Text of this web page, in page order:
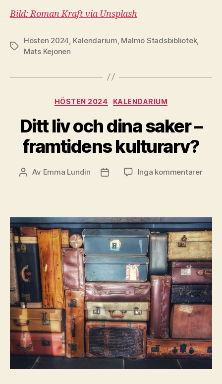
Bild: Roman Kraft via Unsplash
Etiketter
Hösten 2024, Kalendarium, Malmö Stadsbibliotek,
Mats Kejonen
Kategorier
HÖSTEN 2024 KALENDARIUM
Ditt liv och dina saker –
framtidens kulturarv?
Inläggsförfattare
Av Emma Lundin InläggsdatumInga kommentarertill
dina
saker
–